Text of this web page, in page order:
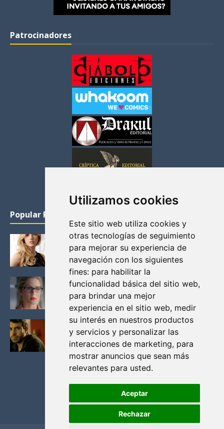
Utilizamos cookies
Este sitio web utiliza cookies y
otras tecnologías de seguimiento
para mejorar su experiencia de
navegación con los siguientes
fines: para habilitar la
funcionalidad básica del sitio web,
para brindar una mejor
experiencia en el sitio web, medir
su interés en nuestros productos
y servicios y personalizar las
interacciones de marketing, para
mostrar anuncios que sean más
relevantes para usted.
Aceptar
Rechazar
Patrocinadores
Popular Posts
KATHERYN WINNICK: LA ACTRIZ MAS GUAPA DE
VIKINGOS
Junio 14, 2013
FELICITY (EMILY BETT RICKARDS), LAS FOTOS
MAS BONITAS DE LA ALIADA DE ARROW
Noviembre 30, 2013
BLACK MIRROR: TODA TU HISTORIA. EPISODIO 3.
LA CRITICA
Mayo 17, 2012